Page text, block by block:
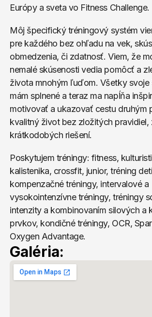
Európy a sveta vo Fitness Challenge.
Môj špecifický tréningový systém
pre každého bez ohľadu na vek,
obmedzenia, či zdatnosť. Viem, že
nemalé skúsenosti vedia pomôcť a
života mnohým ľuďom. Všetky svoje
mám splnené a teraz ma napĺňa
motivovať a ukazovať cestu druhým
kvalitný život bez zložitých pravidiel,
krátkodobých riešení.
Poskytujem tréningy: fitness,
kalistenika, crossfit, junior, tréning
kompenzačné tréningy, intervalové a
vysokointenzívne tréningy, tréningy
intenzity a kombinovaním silových a
prvkov, kondičné tréningy, OCR,
Oxygen Advantage.
Galéria: